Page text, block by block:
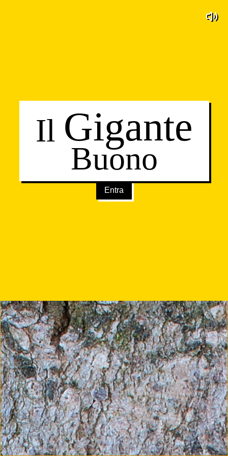
Il Gigante
Buono
Entra
VoceMaria Elena Lazzarotto
di Botteghe invisibile
Contributo archivio fotografico
Associazione Gigante Buono
Paola La Cava
presidente dell’associazione il Gigante Buono
Matteo Del Vecchio
Art Director e Fotografo